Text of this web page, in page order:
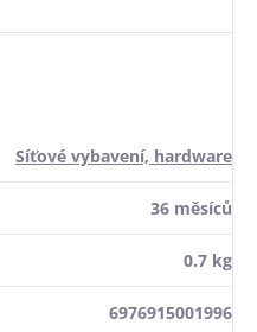
Síťové vybavení, hardware
36 měsíců
0.7 kg
6976915001996